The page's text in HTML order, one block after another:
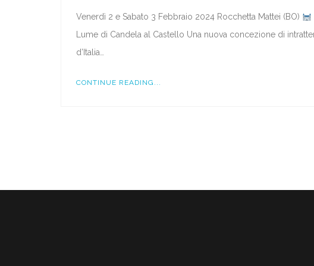
Venerdì 2 e Sabato 3 Febbraio 2024 Rocchetta Mattei (BO)
Lume di Candela al Castello Una nuova concezione di
d’Italia…
CONTINUE READING...